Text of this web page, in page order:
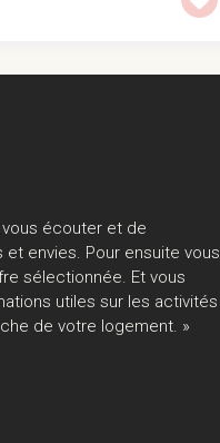
écouter et de
envies. Pour ensuite vous
sélectionnée. Et vous
utiles sur les activités
de votre logement. »